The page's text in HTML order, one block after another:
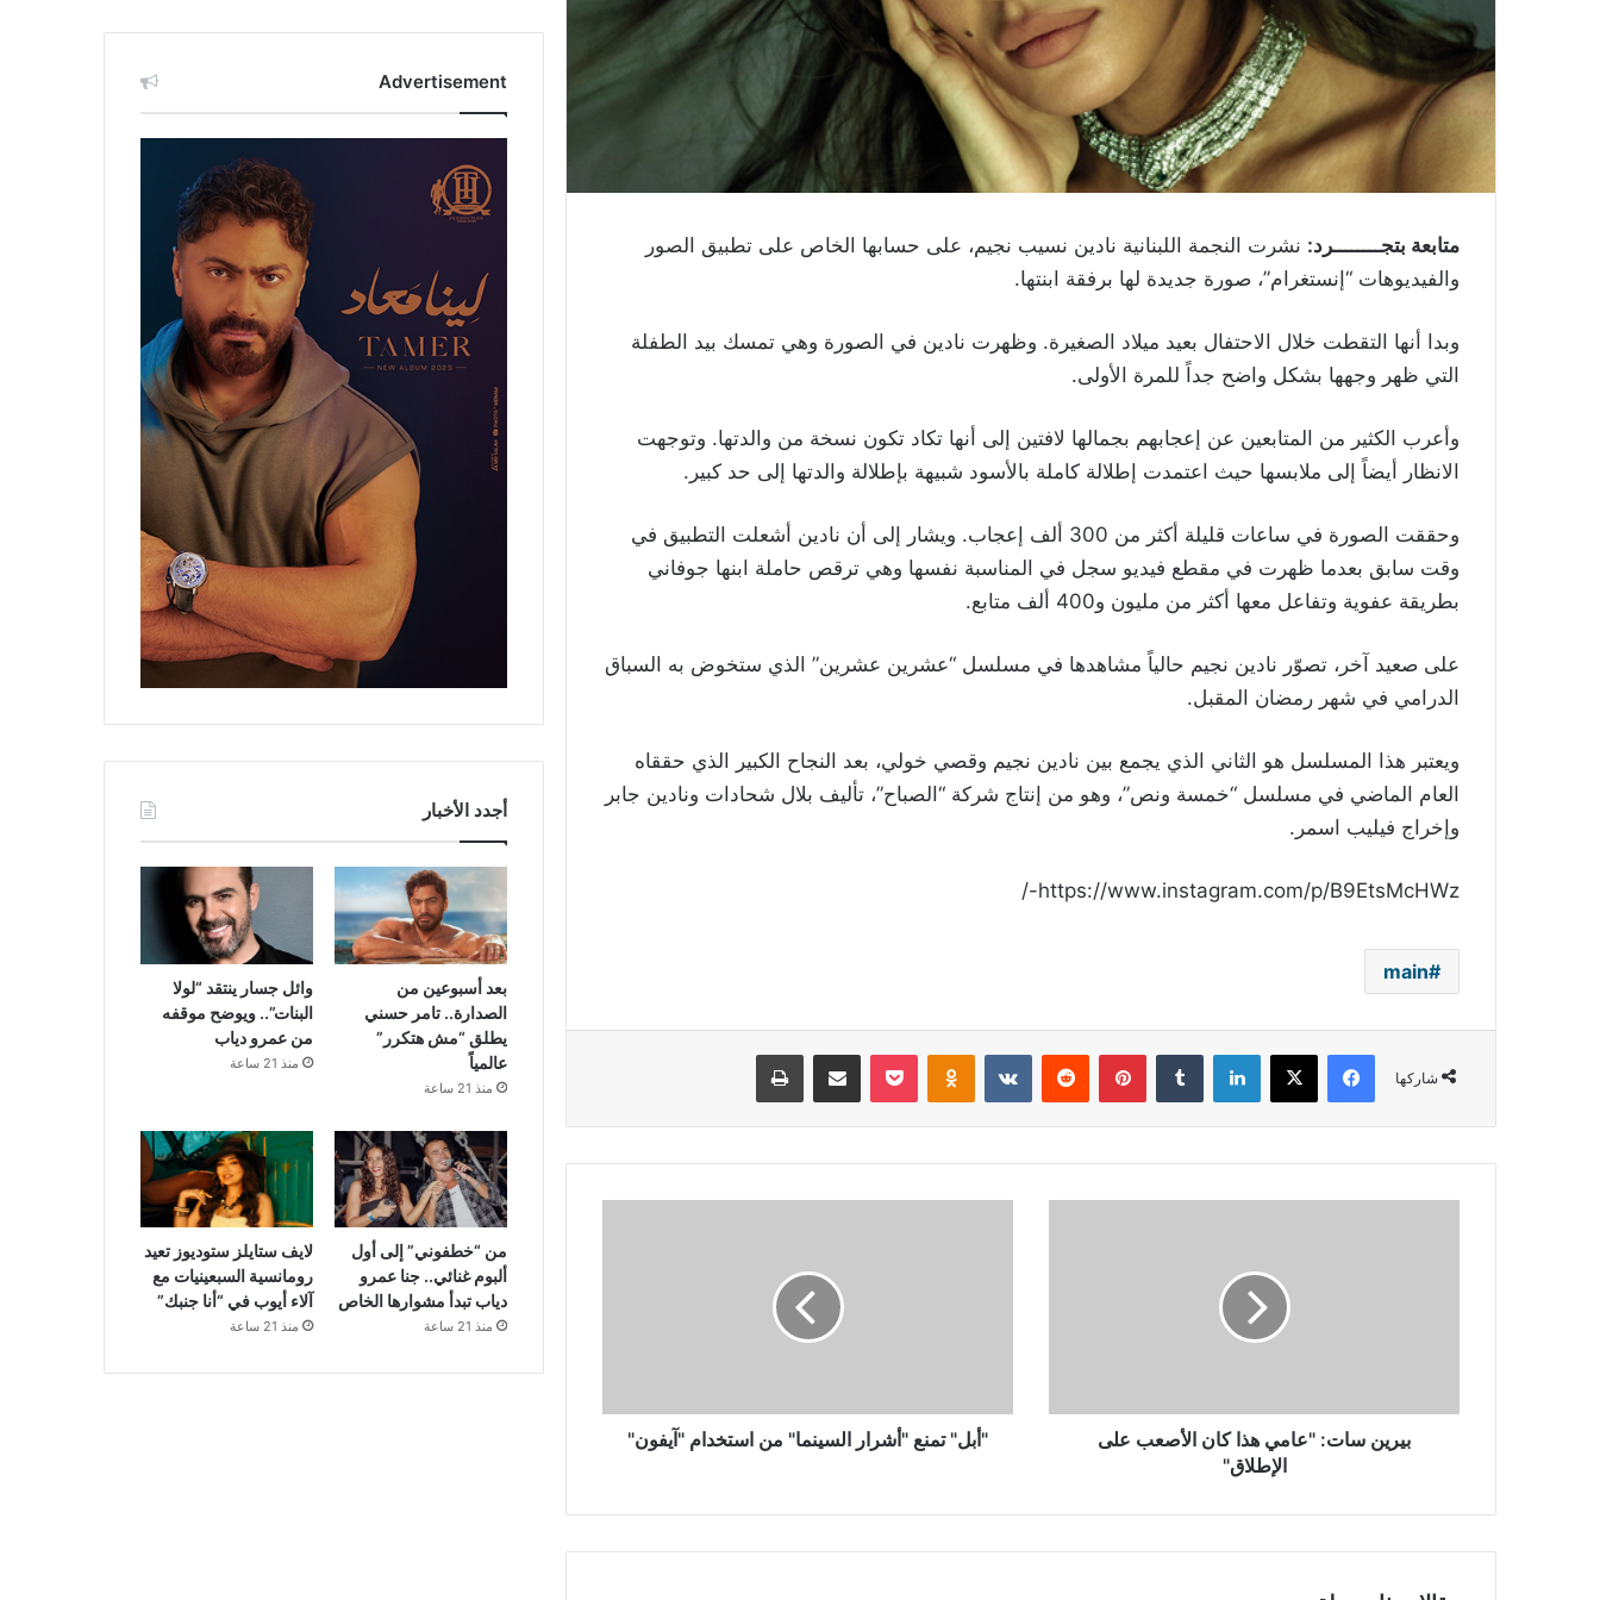
متابعة بتجــــــــرد: نشرت النجمة اللبنانية نادين نسيب نجيم، على حسابها الخاص على تطبيق الصور
والفيديوهات “إنستغرام”، صورة جديدة لها برفقة ابنتها.
وبدا أنها التقطت خلال الاحتفال بعيد ميلاد الصغيرة. وظهرت نادين في الصورة وهي تمسك بيد الطفلة
التي ظهر وجهها بشكل واضح جداً للمرة الأولى.
وأعرب الكثير من المتابعين عن إعجابهم بجمالها لافتين إلى أنها تكاد تكون نسخة من والدتها. وتوجهت
الانظار أيضاً إلى ملابسها حيث اعتمدت إطلالة كاملة بالأسود شبيهة بإطلالة والدتها إلى حد كبير.
وحققت الصورة في ساعات قليلة أكثر من 300 ألف إعجاب. ويشار إلى أن نادين أشعلت التطبيق في
وقت سابق بعدما ظهرت في مقطع فيديو سجل في المناسبة نفسها وهي ترقص حاملة ابنها جوفاني
بطريقة عفوية وتفاعل معها أكثر من مليون و400 ألف متابع.
على صعيد آخر، تصوّر نادين نجيم حالياً مشاهدها في مسلسل “عشرين عشرين” الذي ستخوض به السباق
الدرامي في شهر رمضان المقبل.
ويعتبر هذا المسلسل هو الثاني الذي يجمع بين نادين نجيم وقصي خولي، بعد النجاح الكبير الذي حققاه
العام الماضي في مسلسل “خمسة ونص”، وهو من إنتاج شركة “الصباح”، تأليف بلال شحادات ونادين جابر
وإخراج فيليب اسمر.
https://www.instagram.com/p/B9EtsMcHWz-/
main
شاركها
فيسبوك ‫X لينكدإن بينتيريست Odnoklassniki
‫Pocket مشاركة عبر البريد طباعة
بيرين سات: "عامي هذا كان الأصعب على
الإطلاق"
"أبل" تمنع "أشرار السينما" من استخدام "آيفون"
Advertisement
أجدد الأخبار
بعد أسبوعين من
الصدارة.. تامر حسني
يطلق “مش هتكرر”
عالمياً
منذ 21 ساعة
وائل جسار ينتقد “لولا
البنات”.. ويوضح موقفه
من عمرو دياب
منذ 21 ساعة
من “خطفوني” إلى أول
ألبوم غنائي.. جنا عمرو
دياب تبدأ مشوارها الخاص
منذ 21 ساعة
لايف ستايلز ستوديوز تعيد
رومانسية السبعينيات مع
آلاء أيوب في “أنا جنبك”
منذ 21 ساعة